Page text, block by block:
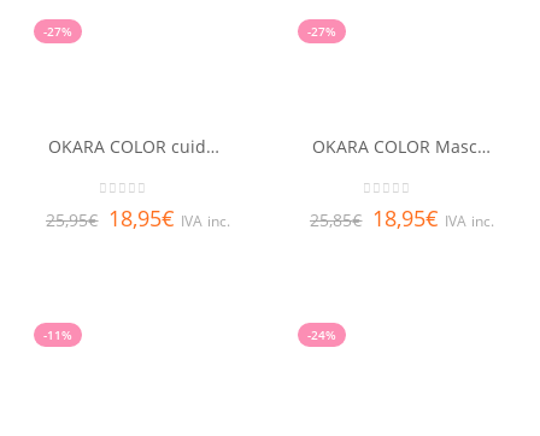
-27%
OKARA COLOR cuidado sublimador del color RENE FURTERER 150 ml
out of 5
25,95€ 18,95€ IVA inc.
-27%
OKARA COLOR Mascarilla RENE FURTERER 100 ml
out of 5
25,85€ 18,95€ IVA inc.
-11% -24%